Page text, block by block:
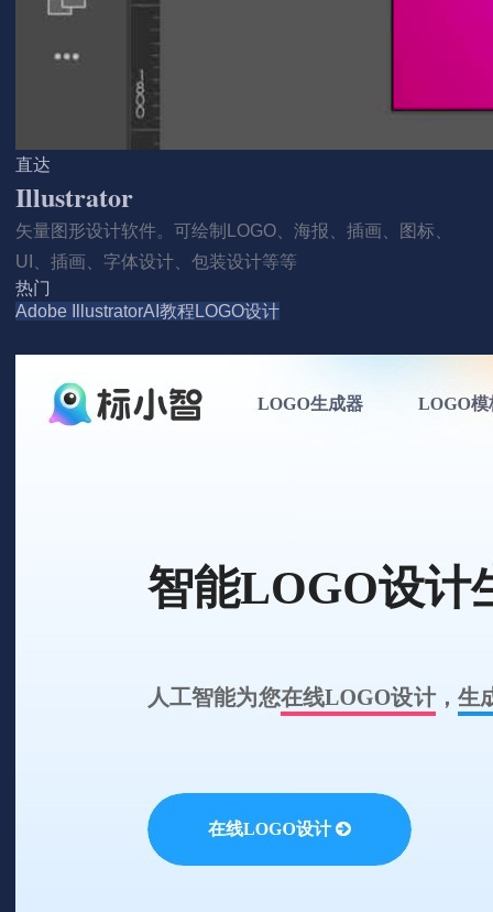
直达
Illustrator
矢量图形设计软件。可绘制LOGO、海报、插画、图标、
UI、插画、字体设计、包装设计等等
热门
Adobe IllustratorAI教程 LOGO设计